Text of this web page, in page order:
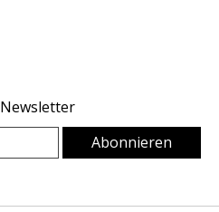
Abonnieren